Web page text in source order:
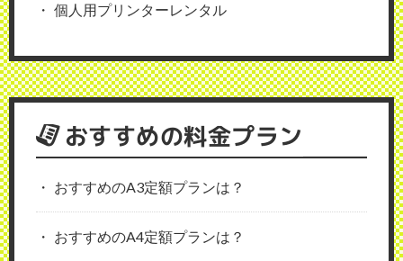
個人用プリンターレンタル
おすすめの料金プラン
おすすめのA3定額プランは？
おすすめのA4定額プランは？